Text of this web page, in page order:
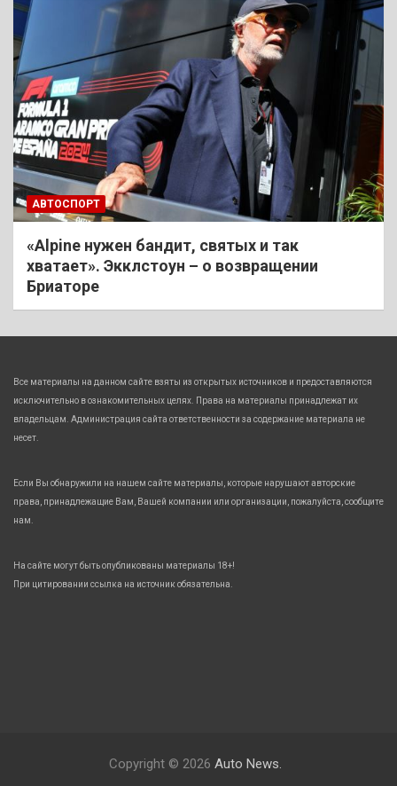
АВТОСПОРТ
«Alpine нужен бандит, святых и так
хватает». Экклстоун – о возвращении
Бриаторе
Все материалы на данном сайте взяты из открытых источников и предоставляются
исключительно в ознакомительных целях. Права на материалы принадлежат их
владельцам. Администрация сайта ответственности за содержание материала не
несет.
Если Вы обнаружили на нашем сайте материалы, которые нарушают авторские
права, принадлежащие Вам, Вашей компании или организации, пожалуйста, сообщите
нам.
На сайте могут быть опубликованы материалы 18+!
При цитировании ссылка на источник обязательна.
Copyright © 2026 Auto News.